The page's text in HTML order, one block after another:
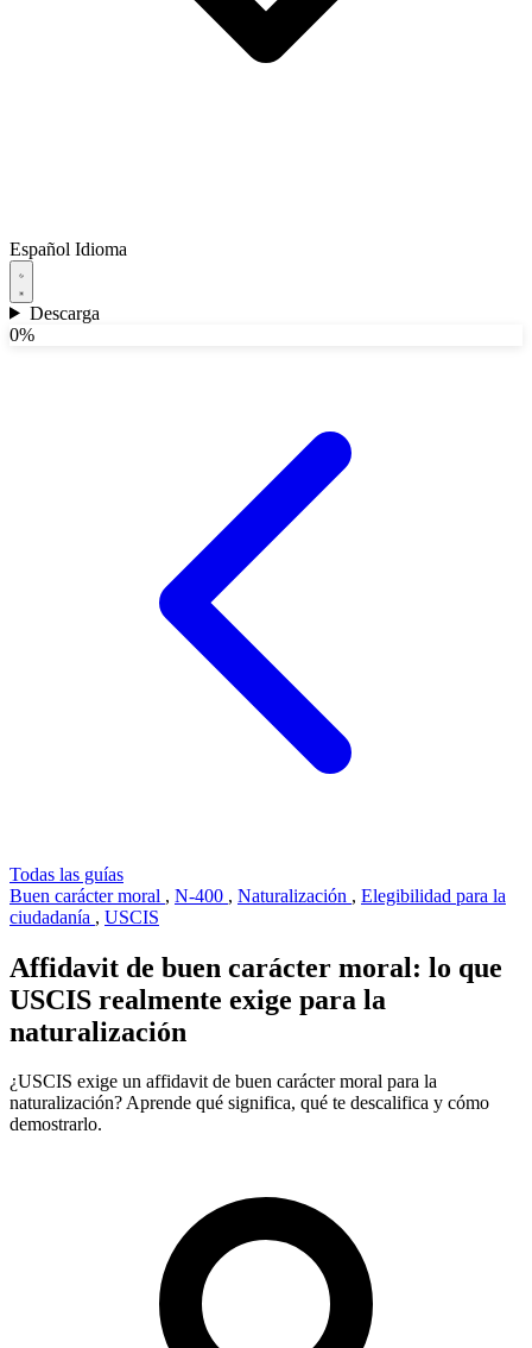
Español Idioma
Descarga
0%
Todas las guías
Buen carácter moral , N-400 , Naturalización , Elegibilidad para la
ciudadanía , USCIS
Affidavit de buen carácter moral: lo que
USCIS realmente exige para la
naturalización
¿USCIS exige un affidavit de buen carácter moral para la
naturalización? Aprende qué significa, qué te descalifica y cómo
demostrarlo.